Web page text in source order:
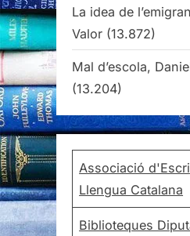
La idea de
Valor (13.872)
Mal d’escola,
(13.204)
Associació
Llengua Catalana
Biblioteques